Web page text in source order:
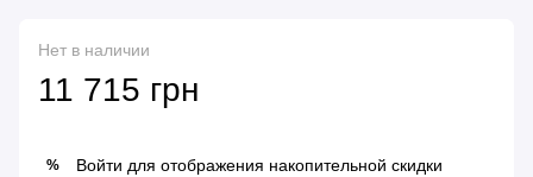
Нет в наличии
11 715 грн
% Войти для отображения накопительной скидки